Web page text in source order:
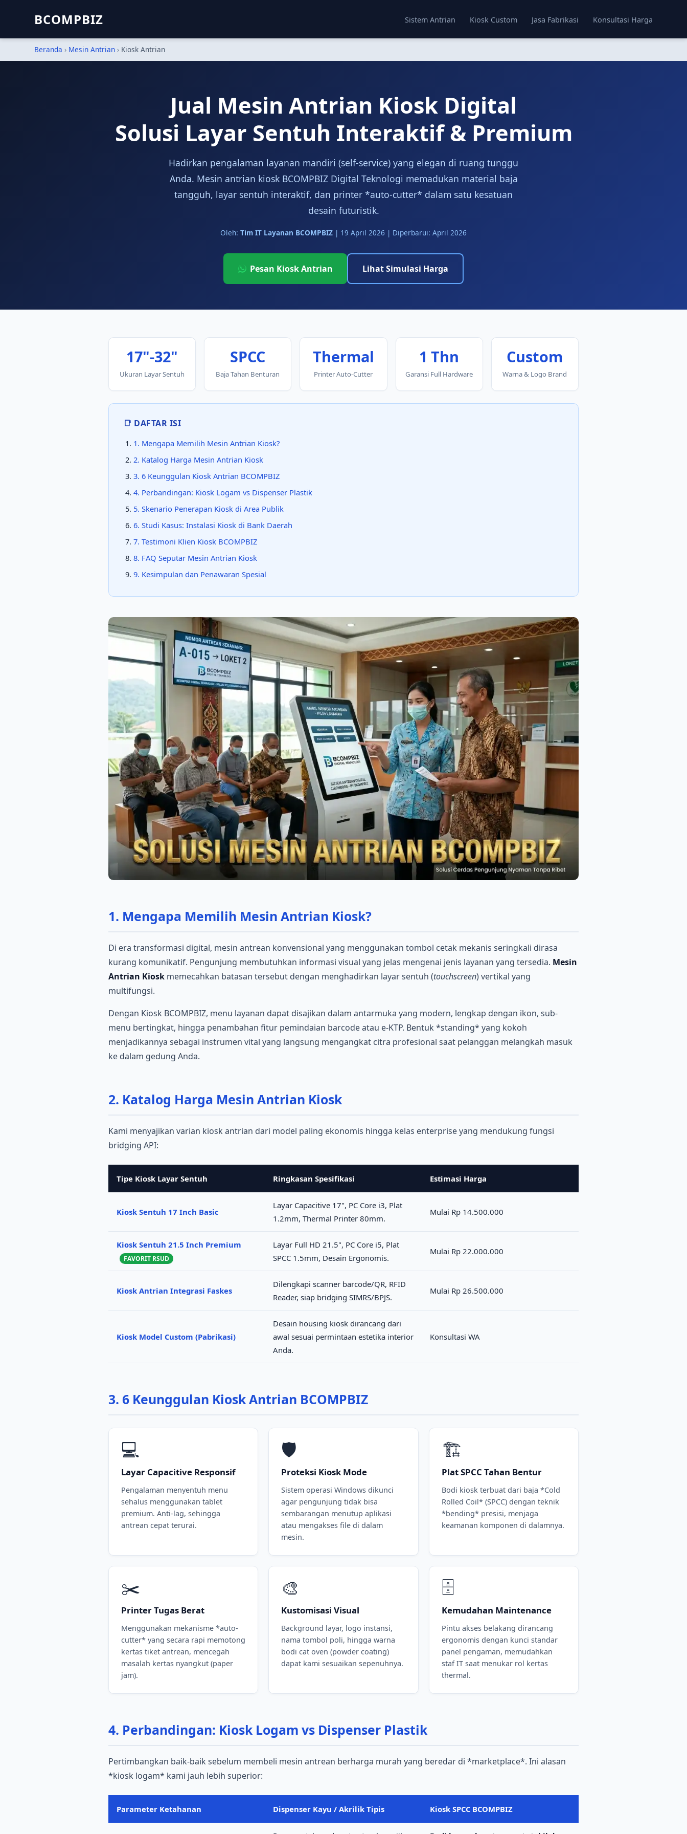
BCOMPBIZ Sistem Antrian Kiosk Custom Jasa Fabrikasi Konsultasi Harga
Beranda › Mesin Antrian › Kiosk Antrian
Jual Mesin Antrian Kiosk Digital
Solusi Layar Sentuh Interaktif & Premium
Hadirkan pengalaman layanan mandiri (self-service) yang elegan di ruang tunggu
Anda. Mesin antrian kiosk BCOMPBIZ Digital Teknologi memadukan material baja
tangguh, layar sentuh interaktif, dan printer *auto-cutter* dalam satu kesatuan
desain futuristik.
Oleh: Tim IT Layanan BCOMPBIZ | 19 April 2026 | Diperbarui: April 2026
Pesan Kiosk Antrian Lihat Simulasi Harga
17"-32"
Ukuran Layar Sentuh
SPCC
Baja Tahan Benturan
Thermal
Printer Auto-Cutter
1 Thn
Garansi Full Hardware
Custom
Warna & Logo Brand
📑 DAFTAR ISI
1. Mengapa Memilih Mesin Antrian Kiosk?
2. Katalog Harga Mesin Antrian Kiosk
3. 6 Keunggulan Kiosk Antrian BCOMPBIZ
4. Perbandingan: Kiosk Logam vs Dispenser Plastik
5. Skenario Penerapan Kiosk di Area Publik
6. Studi Kasus: Instalasi Kiosk di Bank Daerah
7. Testimoni Klien Kiosk BCOMPBIZ
8. FAQ Seputar Mesin Antrian Kiosk
9. Kesimpulan dan Penawaran Spesial
1. Mengapa Memilih Mesin Antrian Kiosk?
Di era transformasi digital, mesin antrean konvensional yang menggunakan tombol cetak mekanis seringkali dirasa
kurang komunikatif. Pengunjung membutuhkan informasi visual yang jelas mengenai jenis layanan yang tersedia. Mesin
Antrian Kiosk memecahkan batasan tersebut dengan menghadirkan layar sentuh (touchscreen) vertikal yang
multifungsi.
Dengan Kiosk BCOMPBIZ, menu layanan dapat disajikan dalam antarmuka yang modern, lengkap dengan ikon, sub-
menu bertingkat, hingga penambahan fitur pemindaian barcode atau e-KTP. Bentuk *standing* yang kokoh
menjadikannya sebagai instrumen vital yang langsung mengangkat citra profesional saat pelanggan melangkah masuk
ke dalam gedung Anda.
2. Katalog Harga Mesin Antrian Kiosk
Kami menyajikan varian kiosk antrian dari model paling ekonomis hingga kelas enterprise yang mendukung fungsi
bridging API:
Tipe Kiosk Layar Sentuh Ringkasan Spesifikasi Estimasi Harga
Kiosk Sentuh 17 Inch Basic
Layar Capacitive 17", PC Core i3, Plat
1.2mm, Thermal Printer 80mm.
Mulai Rp 14.500.000
Kiosk Sentuh 21.5 Inch Premium
FAVORIT RSUD
Layar Full HD 21.5", PC Core i5, Plat
SPCC 1.5mm, Desain Ergonomis.
Mulai Rp 22.000.000
Kiosk Antrian Integrasi Faskes
Dilengkapi scanner barcode/QR, RFID
Reader, siap bridging SIMRS/BPJS.
Mulai Rp 26.500.000
Kiosk Model Custom (Pabrikasi)
Desain housing kiosk dirancang dari
awal sesuai permintaan estetika interior
Anda.
Konsultasi WA
3. 6 Keunggulan Kiosk Antrian BCOMPBIZ
💻
Layar Capacitive Responsif
Pengalaman menyentuh menu
sehalus menggunakan tablet
premium. Anti-lag, sehingga
antrean cepat terurai.
🛡️
Proteksi Kiosk Mode
Sistem operasi Windows dikunci
agar pengunjung tidak bisa
sembarangan menutup aplikasi
atau mengakses file di dalam
mesin.
🏗️
Plat SPCC Tahan Bentur
Bodi kiosk terbuat dari baja *Cold
Rolled Coil* (SPCC) dengan teknik
*bending* presisi, menjaga
keamanan komponen di dalamnya.
✂️
Printer Tugas Berat
Menggunakan mekanisme *auto-
cutter* yang secara rapi memotong
kertas tiket antrean, mencegah
masalah kertas nyangkut (paper
jam).
🎨
Kustomisasi Visual
Background layar, logo instansi,
nama tombol poli, hingga warna
bodi cat oven (powder coating)
dapat kami sesuaikan sepenuhnya.
🗄️
Kemudahan Maintenance
Pintu akses belakang dirancang
ergonomis dengan kunci standar
panel pengaman, memudahkan
staf IT saat menukar rol kertas
thermal.
4. Perbandingan: Kiosk Logam vs Dispenser Plastik
Pertimbangkan baik-baik sebelum membeli mesin antrean berharga murah yang beredar di *marketplace*. Ini alasan
*kiosk logam* kami jauh lebih superior:
Parameter Ketahanan Dispenser Kayu / Akrilik Tipis Kiosk SPCC BCOMPBIZ